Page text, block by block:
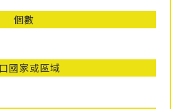
個數
國家或區域